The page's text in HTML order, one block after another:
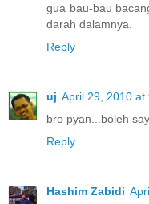
gua bau-bau
darah dalamnya.
Reply
uj April 29, 2010 at
bro pyan...boleh
Reply
Hashim Zabidi